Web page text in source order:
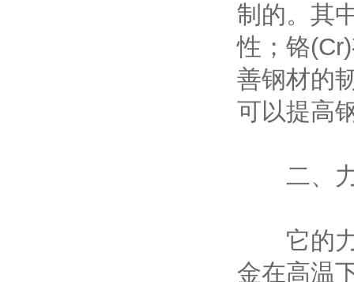
制的。其
性；铬
善钢材的
可以提高
二、力
它的力
金在高温